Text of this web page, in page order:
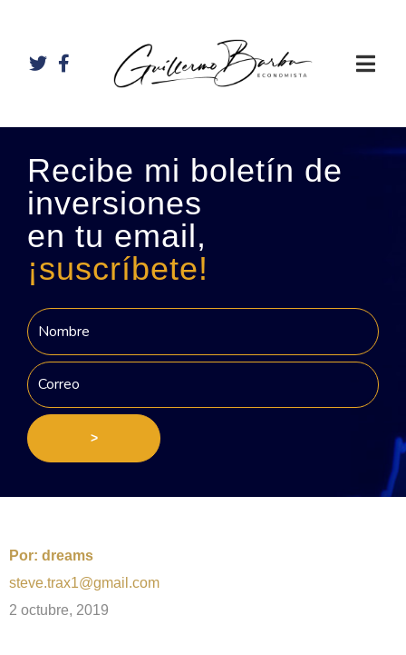
Recibe mi boletín de
inversiones
en tu email,
¡suscríbete!
>
Por: dreams
steve.trax1@gmail.com
2 octubre, 2019